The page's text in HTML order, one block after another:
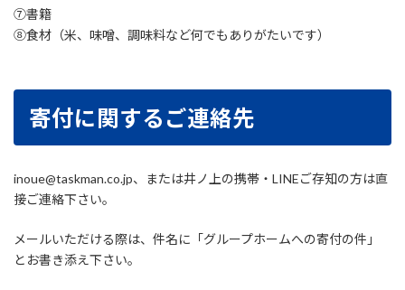
⑦書籍
⑧食材（米、味噌、調味料など何でもありがたいです）
寄付に関するご連絡先
inoue@taskman.co.jp、または井ノ上の携帯・LINEご存知の方は直
接ご連絡下さい。
メールいただける際は、件名に「グループホームへの寄付の件」
とお書き添え下さい。